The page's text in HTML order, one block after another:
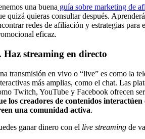
una buena guía sobre marketing de
quizá quieras consultar después.
redes de afiliación y estrategias para
eficaz.
Haz streaming en directo
transmisión en vivo o “live” es como la
más amplias, como el chat. Las
Twitch, YouTube y Facebook ofrecen
los creadores de contenidos interactúen
una comunidad activa.
ganar dinero con el live streaming de